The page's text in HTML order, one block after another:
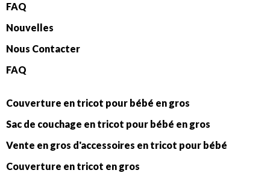
FAQ
Nouvelles
Nous Contacter
FAQ
Couverture en tricot pour bébé en gros
Sac de couchage en tricot pour bébé en gros
Vente en gros d'accessoires en tricot pour bébé
Couverture en tricot en gros